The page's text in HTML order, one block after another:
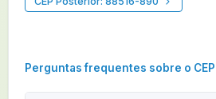
Perguntas frequentes sobre o